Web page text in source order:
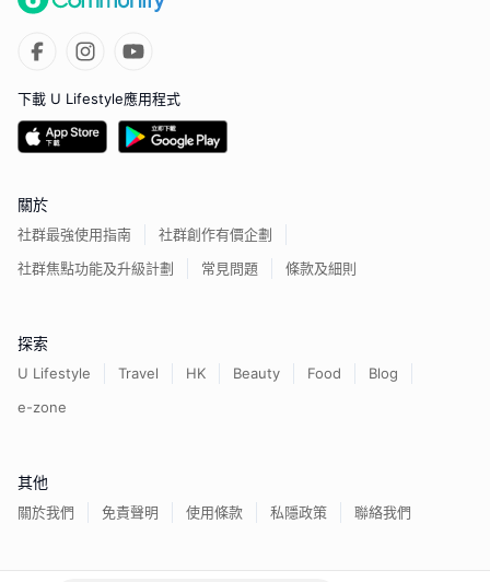
下載 U Lifestyle應用程式
關於
社群最強使用指南
社群創作有價企劃
社群焦點功能及升級計劃
常見問題 條款及細則
探索
U Lifestyle Travel HK Beauty Food
Blog
e-zone
其他
關於我們 免責聲明 使用條款 私隱政策 聯絡我們